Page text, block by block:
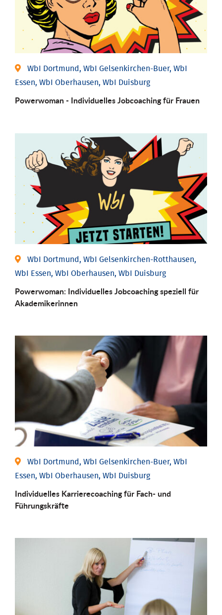
WbI Dortmund, WbI Gelsenkirchen-Buer, WbI
Essen, WbI Oberhausen, WbI Duisburg
Powerwoman - Individu­elles Job­coaching für Frauen
WbI Dortmund, WbI Gelsenkirchen-Rotthausen,
WbI Essen, WbI Oberhausen, WbI Duisburg
Powerwoman: Individu­elles Job­coaching speziell für
Aka­demiker­innen
WbI Dortmund, WbI Gelsenkirchen-Buer, WbI
Essen, WbI Oberhausen, WbI Duisburg
Individu­elles Karrierecoaching für Fach-­ und
Führungs­kräfte